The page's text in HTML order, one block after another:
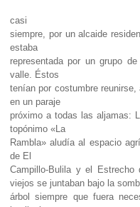
casi
siempre, por un alcaide
estaba
representada por un grupo
valle. Éstos
tenían por costumbre
en un paraje
próximo a todas las aljamas:
topónimo «La
Rambla» aludía al espacio
de El
Campillo-Bulila y el
viejos se juntaban bajo la
árbol siempre que fuera